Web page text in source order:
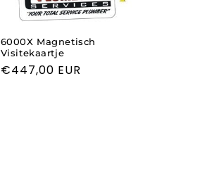
6000X Magnetisch
Visitekaartje
Normale
€447,00 EUR